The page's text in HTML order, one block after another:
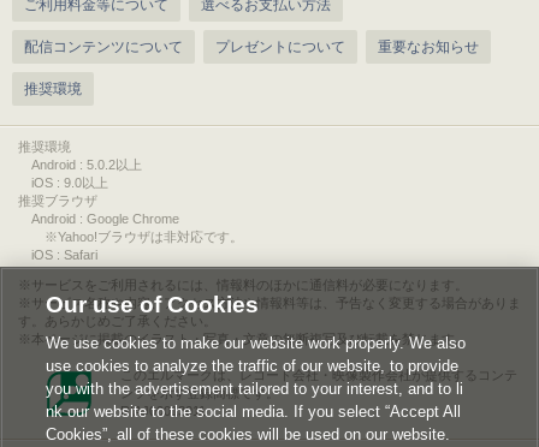
ご利用料金等について 選べるお支払い方法
配信コンテンツについて プレゼントについて 重要なお知らせ
推奨環境
推奨環境
Android : 5.0.2以上
iOS : 9.0以上
推奨ブラウザ
Android : Google Chrome
※Yahoo!ブラウザは非対応です。
iOS : Safari
サービスをご利用されるには、情報料のほかに通信料が必要になります。
サービス名称や内容、アクセス方法や情報料等は、予告なく変更する場合がありま
す。あらかじめご了承ください。
本ページに掲載のイラスト・写真・文章の無断複写及び転載を禁じます。
このエルマークは、レコード会社・映像製作会社が提供するコンテ
ンツを示す登録商標です。
RIAJ00013011
Our use of Cookies
We use cookies to make our website work properly. We also
use cookies to analyze the traffic of our website, to provide
you with the advertisement tailored to your interest, and to li
nk our website to the social media. If you select “Accept All
Cookies”, all of these cookies will be used on our website.